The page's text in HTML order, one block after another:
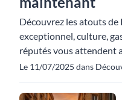
Découvrez les atouts de
exceptionnel, culture,
réputés vous attendent
Le 11/07/2025 dans